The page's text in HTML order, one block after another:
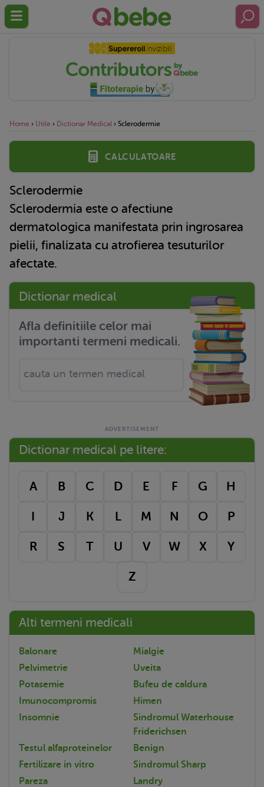
Home › Utile › Dictionar Medical › Sclerodermie
Calculatoare
Sclerodermie
Sclerodermia este o afectiune
dermatologica manifestata prin ingrosarea
pielii, finalizata cu atrofierea tesuturilor
afectate.
Dictionar medical
Afla definitiile celor mai
importanti termeni medicali.
Dictionar medical pe litere:
A B C D E F G H
I J K L M N O P
R S T U V W X Y
Z
Alti termeni medicali
Balonare
Mialgie
Pelvimetrie
Uveita
Potasemie
Bufeu de caldura
Imunocompromis
Himen
Insomnie
Sindromul Waterhouse
Friderichsen
Testul alfaproteinelor
Benign
Fertilizare in vitro
Sindromul Sharp
Pareza
Landry